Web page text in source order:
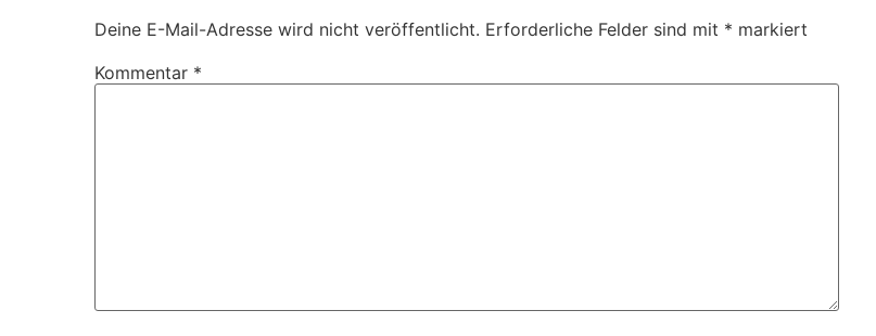
Deine E-Mail-Adresse wird nicht veröffentlicht. Erforderliche Felder sind mit * markiert
Kommentar *